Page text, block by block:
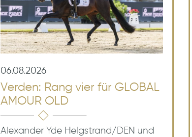
06.08.2026
Verden: Rang vier für GLOBAL
AMOUR OLD
Alexander Yde Helgstrand/DEN und